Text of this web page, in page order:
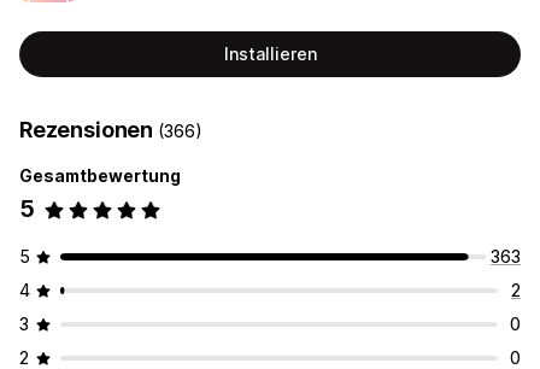
Installieren
Rezensionen (366)
Gesamtbewertung
5
5
363
4
2
3
0
2
0